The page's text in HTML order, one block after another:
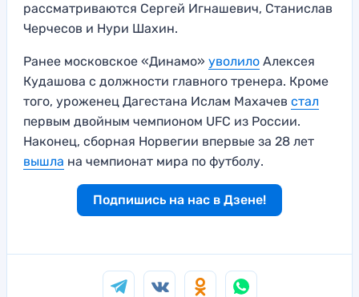
рассматриваются Сергей Игнашевич, Станислав
Черчесов и Нури Шахин.
Ранее московское «Динамо» уволило Алексея
Кудашова с должности главного тренера. Кроме
того, уроженец Дагестана Ислам Махачев стал
первым двойным чемпионом UFC из России.
Наконец, сборная Норвегии впервые за 28 лет
вышла на чемпионат мира по футболу.
Подпишись на нас в Дзене!